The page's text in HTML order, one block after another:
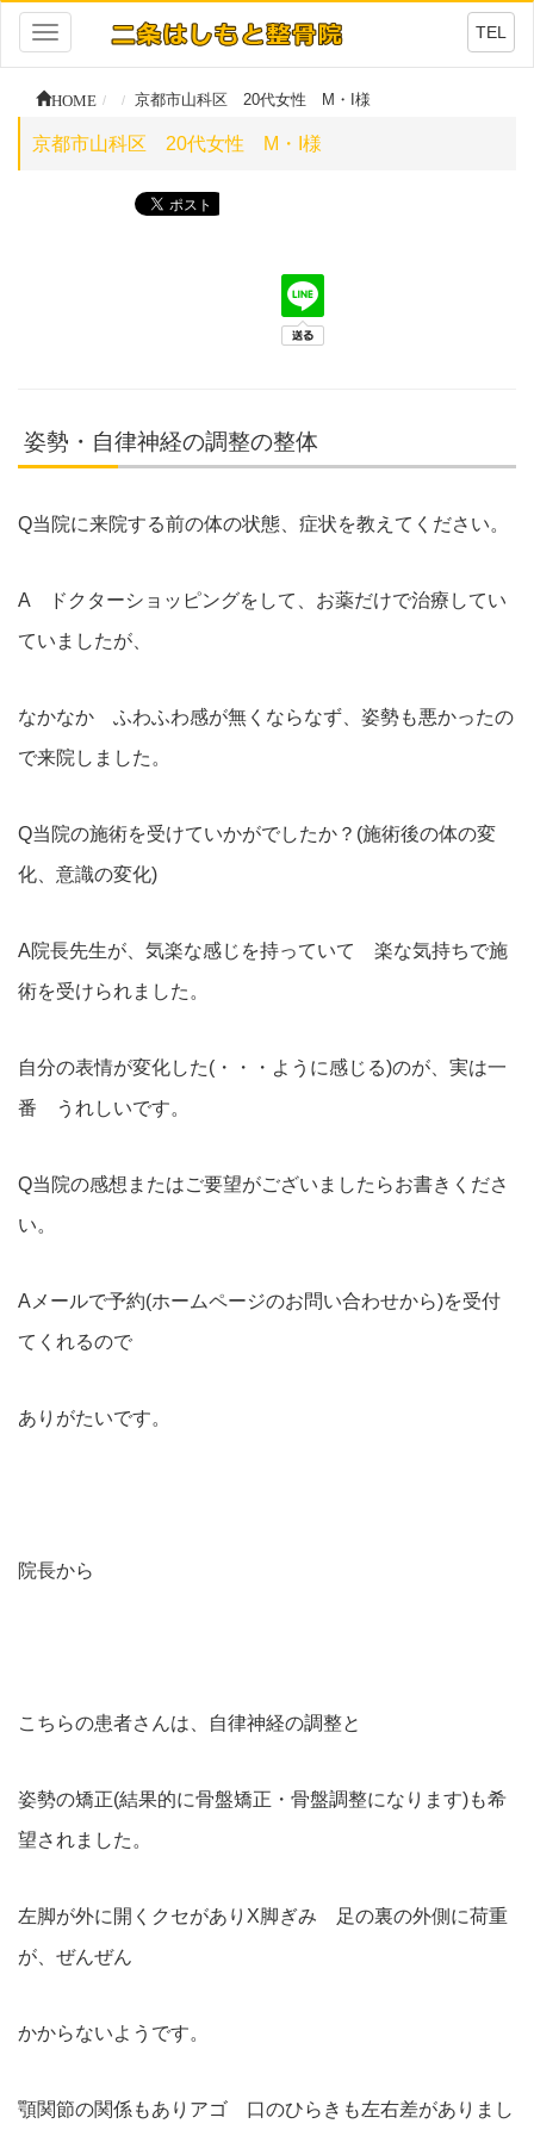
Toggle
navigation
TEL
HOME 京都市山科区 20代女性 M・I様
京都市山科区 20代女性 M・I様
姿勢・自律神経の調整の整体
Q当院に来院する前の体の状態、症状を教えてください。
A ドクターショッピングをして、お薬だけで治療してい
ていましたが、
なかなか ふわふわ感が無くならなず、姿勢も悪かったの
で来院しました。
Q当院の施術を受けていかがでしたか？(施術後の体の変
化、意識の変化)
A院長先生が、気楽な感じを持っていて 楽な気持ちで施
術を受けられました。
自分の表情が変化した(・・・ように感じる)のが、実は一
番 うれしいです。
Q当院の感想またはご要望がございましたらお書きくださ
い。
Aメールで予約(ホームページのお問い合わせから)を受付
てくれるので
ありがたいです。
院長から
こちらの患者さんは、自律神経の調整と
姿勢の矯正(結果的に骨盤矯正・骨盤調整になります)も希
望されました。
左脚が外に開くクセがありX脚ぎみ 足の裏の外側に荷重
が、ぜんぜん
かからないようです。
顎関節の関係もありアゴ 口のひらきも左右差がありまし